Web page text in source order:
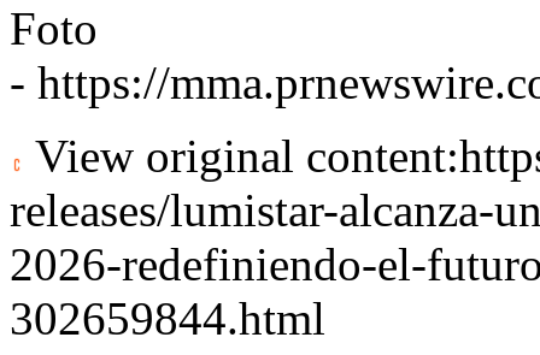
Foto
- https://
View original content:
releases/lumistar-alcanza-
2026-redefiniendo-el-
302659844.html